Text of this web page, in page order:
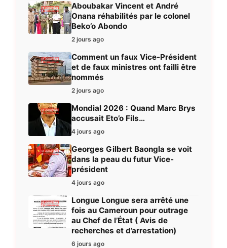
Aboubakar Vincent et André
Onana réhabilités par le colonel
Beko’o Abondo
2 jours ago
Comment un faux Vice-Président
et de faux ministres ont failli être
nommés
2 jours ago
Mondial 2026 : Quand Marc Brys
accusait Eto’o Fils…
4 jours ago
Georges Gilbert Baongla se voit
dans la peau du futur Vice-
président
4 jours ago
Longue Longue sera arrêté une
fois au Cameroun pour outrage
au Chef de l’État ( Avis de
recherches et d’arrestation)
6 jours ago